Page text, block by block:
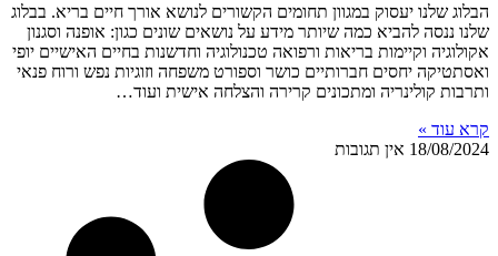
הבלוג שלנו יעסוק במגוון תחומים הקשורים לנושא אורך חיים בריא. בבלוג
שלנו ננסה להביא כמה שיותר מידע על נושאים שונים כגון: אופנה וסגנון
אקולוגיה וקיימות בריאות ורפואה טכנולוגיה וחדשנות בחיים האישיים יופי
ואסתטיקה יחסים חברותיים כושר וספורט משפחה וזוגיות נפש ורוח פנאי
ותרבות קולינריה ומתכונים קרירה והצלחה אישית ועוד…
קרא עוד »
18/08/2024 אין תגובות